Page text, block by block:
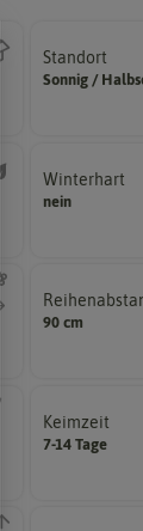
Standort
Sonnig /
Wie viel Licht
halbschattig,
Winterhart
nein
Pflanzen, die
können.
Keimzeit
7-14 Tage
Wie lange
das erste
90 cm
Welchen
voneinander